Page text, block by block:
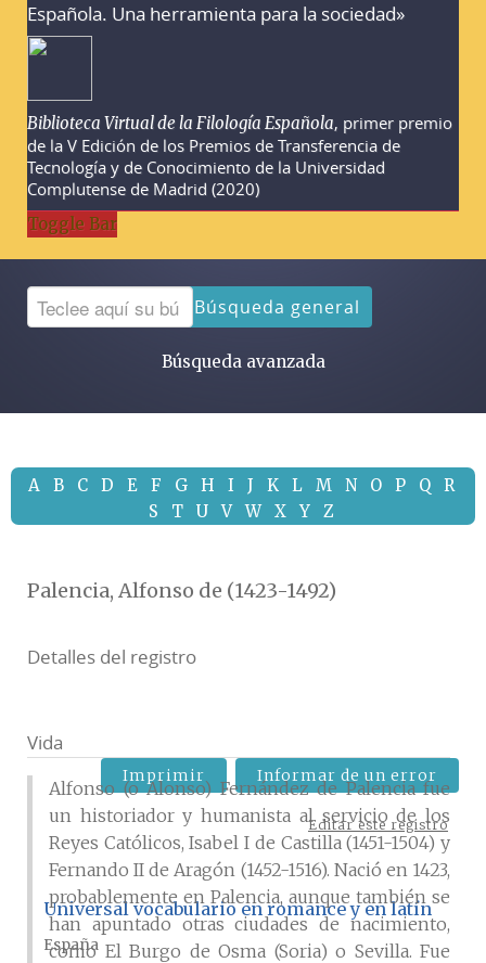
Española. Una herramienta para la sociedad»
Biblioteca Virtual de la Filología Española, primer premio
de la V Edición de los Premios de Transferencia de
Tecnología y de Conocimiento de la Universidad
Complutense de Madrid (2020)
Toggle Bar
Búsqueda general
Búsqueda avanzada
A B C D E F G H I J K L M N O P Q
R
S
T U V W X Y Z
Palencia, Alfonso de (1423-1492)
Detalles del registro
Vida
Alfonso (o Alonso) Fernández de Palencia fue
un historiador y humanista al servicio de los
Reyes Católicos, Isabel I de Castilla (1451-1504) y
Fernando II de Aragón (1452-1516). Nació en 1423,
probablemente en Palencia, aunque también se
han apuntado otras ciudades de nacimiento,
como El Burgo de Osma (Soria) o Sevilla. Fue
Imprimir Informar de un error
Editar este registro
Universal vocabulario en romance y en latín
España